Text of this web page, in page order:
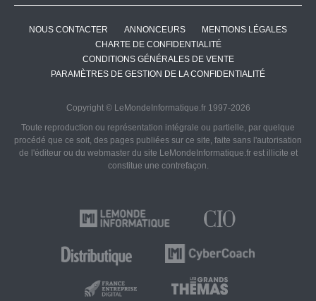
NOUS CONTACTER ANNONCEURS
MENTIONS LÉGALES
CHARTE DE CONFIDENTIALITÉ
CONDITIONS GÉNÉRALES DE VENTE
PARAMÈTRES DE GESTION DE LA CONFIDENTIALITÉ
Copyright © LeMondeInformatique.fr 1997-2026
Toute reproduction ou représentation intégrale ou partielle, par quelque
procédé que ce soit, des pages publiées sur ce site, faite sans l'autorisation
de l'éditeur ou du webmaster du site LeMondeInformatique.fr est illicite et
constitue une contrefaçon.